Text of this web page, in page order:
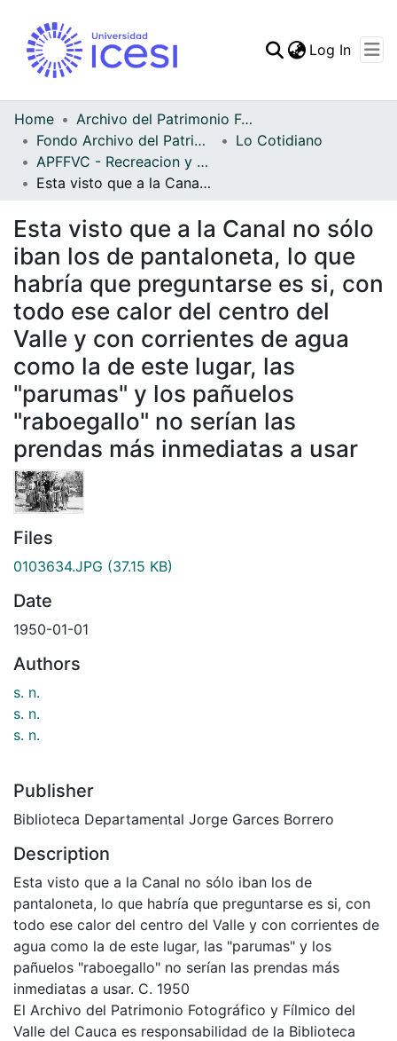
Statistics
Log In
Home
Archivo del Patrimonio Fotográfico y Fílmico del Valle del Cauca
Fondo Archivo del Patrimonio Fotográfico y Fílmico del Valle del Cauca
Lo Cotidiano
APFFVC - Recreacion y Paseo - Patrimonial
Esta visto que a la Canal no sólo iban los de pantaloneta, lo que habría que preguntarse es si, con todo ese calor del centro del Valle y con corrientes de agua como la de este lugar, las "parumas" y los pañuelos "raboegallo" no serían las prendas más inmediatas a usar
Esta visto que a la Canal no sólo
iban los de pantaloneta, lo que
habría que preguntarse es si, con
todo ese calor del centro del
Valle y con corrientes de agua
como la de este lugar, las
"parumas" y los pañuelos
"raboegallo" no serían las
prendas más inmediatas a usar
Files
0103634.JPG (37.15 KB)
Date
1950-01-01
Authors
s. n.
s. n.
s. n.
Publisher
Biblioteca Departamental Jorge Garces Borrero
Description
Esta visto que a la Canal no sólo iban los de
pantaloneta, lo que habría que preguntarse es si, con
todo ese calor del centro del Valle y con corrientes de
agua como la de este lugar, las "parumas" y los
pañuelos "raboegallo" no serían las prendas más
inmediatas a usar. C. 1950
El Archivo del Patrimonio Fotográfico y Fílmico del
Valle del Cauca es responsabilidad de la Biblioteca